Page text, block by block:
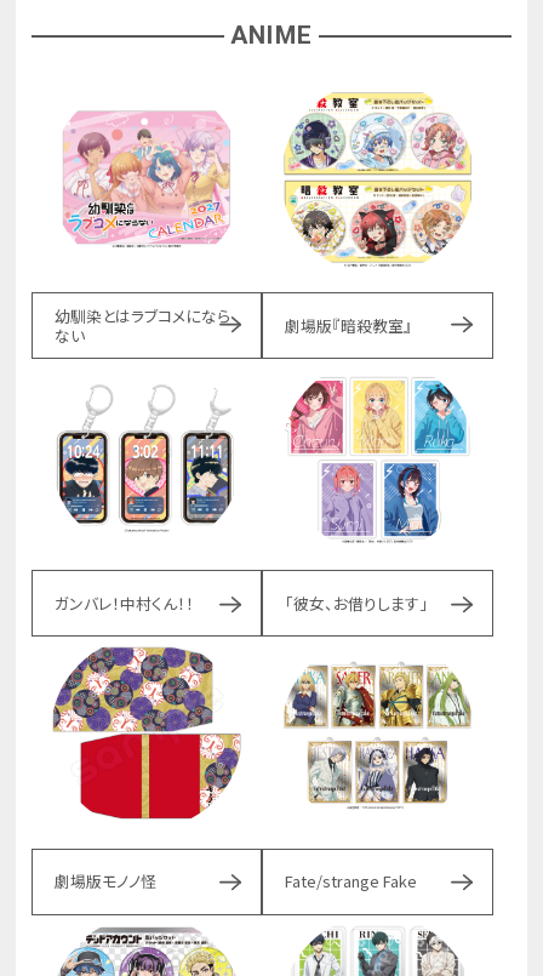
ANIME
幼馴染とはラブコメになら
ない
劇場版『暗殺教室』
ガンバレ！中村くん！！ 「彼女、お借りします」
劇場版モノノ怪 Fate/strange Fake